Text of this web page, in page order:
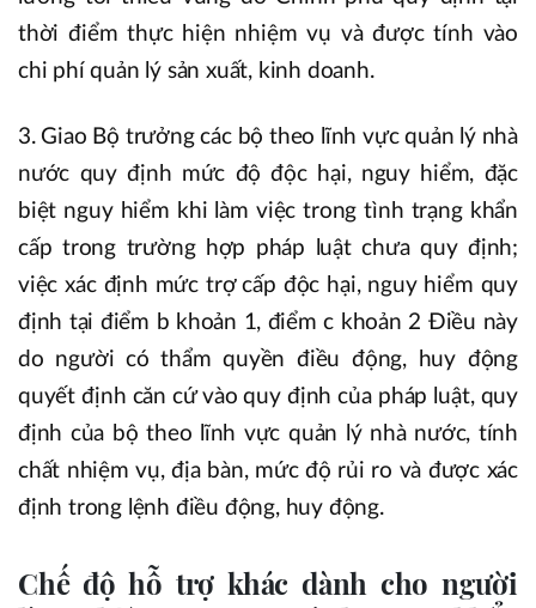
thời điểm thực hiện nhiệm vụ và được tính vào
chi phí quản lý sản xuất, kinh doanh.
3. Giao Bộ trưởng các bộ theo lĩnh vực quản lý nhà
nước quy định mức độ độc hại, nguy hiểm, đặc
biệt nguy hiểm khi làm việc trong tình trạng khẩn
cấp trong trường hợp pháp luật chưa quy định;
việc xác định mức trợ cấp độc hại, nguy hiểm quy
định tại điểm b khoản 1, điểm c khoản 2 Điều này
do người có thẩm quyền điều động, huy động
quyết định căn cứ vào quy định của pháp luật, quy
định của bộ theo lĩnh vực quản lý nhà nước, tính
chất nhiệm vụ, địa bàn, mức độ rủi ro và được xác
định trong lệnh điều động, huy động.
Chế độ hỗ trợ khác dành cho người